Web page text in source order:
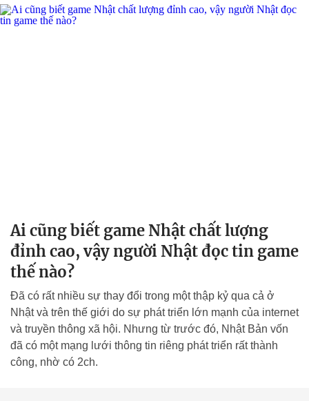
Ai cũng biết game Nhật chất lượng
đỉnh cao, vậy người Nhật đọc tin game
thế nào?
Đã có rất nhiều sự thay đổi trong một thập kỷ qua cả ở
Nhật và trên thế giới do sự phát triển lớn mạnh của internet
và truyền thông xã hội. Nhưng từ trước đó, Nhật Bản vốn
đã có một mạng lưới thông tin riêng phát triển rất thành
công, nhờ có 2ch.